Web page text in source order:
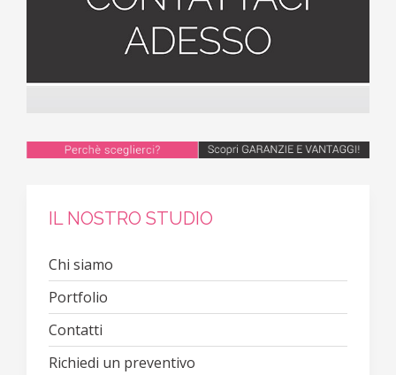
IL NOSTRO STUDIO
Chi siamo
Portfolio
Contatti
Richiedi un preventivo